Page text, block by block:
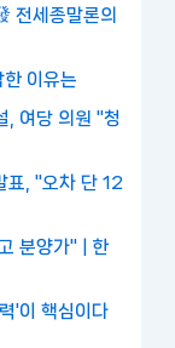
전세종말론의
이유는
, 여당 의원 "청
표, "오차 단 12
분양가" | 한
'이 핵심이다